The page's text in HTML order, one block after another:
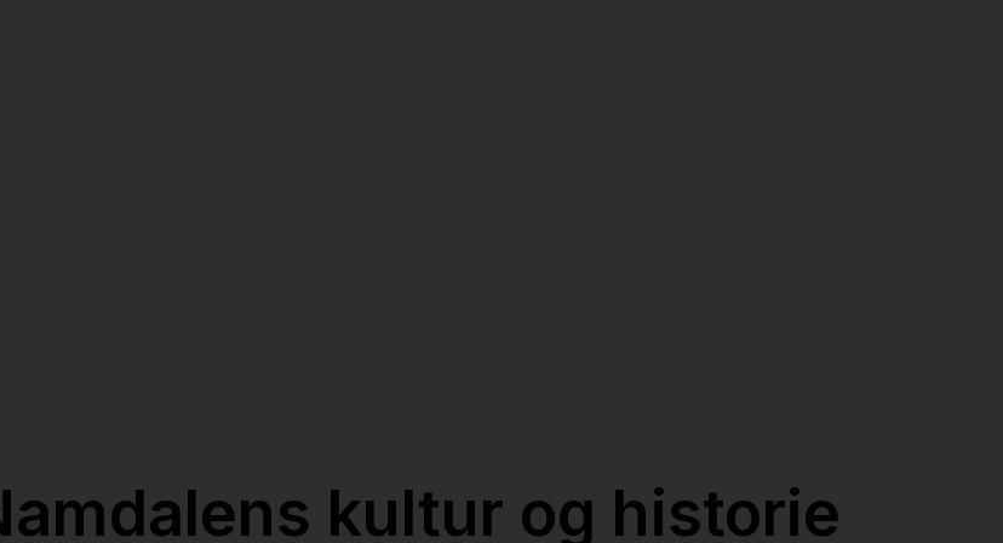
kultur og historie